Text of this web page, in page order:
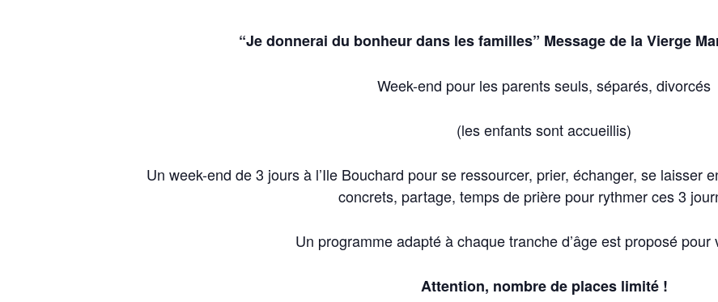
“Je donnerai du bonheur dans les familles” Message de la Vierge
Week-end pour les parents seuls, séparés, divorcés
(les enfants sont accueillis)
Un week-end de 3 jours à l’Ile Bouchard pour se ressourcer, prier, échanger, se laisser
concrets, partage, temps de prière pour rythmer ces 3
Un programme adapté à chaque tranche d’âge est proposé pour
Attention, nombre de places limité !